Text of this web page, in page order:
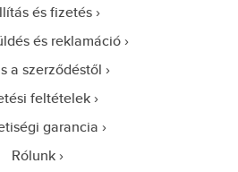
és fizetés
és reklamáció
a szerződéstől
feltételek
garancia
Rólunk